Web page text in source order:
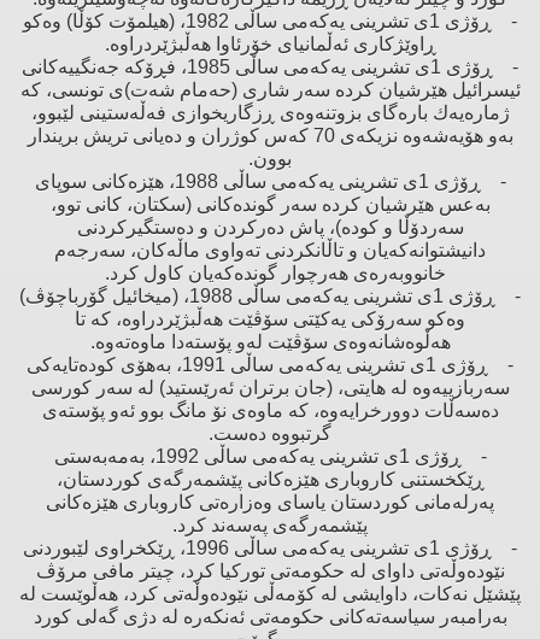
- ڕۆژی 1ی تشرینی یەكەمی ساڵی 1982، (هیلمۆت كۆڵا) وەكو
ڕاوێژكاری ئەڵمانیای خۆرئاوا هەڵبژێردراوە.
- ڕۆژی 1ی تشرینی یەكەمی ساڵی 1985، فڕۆكە جەنگییەكانی
ئیسرائیل هێرشیان كردە سەر شاری (حەمام شەت)ی تونسی، كە
ژمارەیەك بارەگای بزوتنەوەی ڕزگاریخوازی فەڵەستینی لێبوو،
بەو هۆیەشەوە نزیكەی 70 كەس كوژران ‌و دەیانی تریش بریندار
بوون.
- ڕۆژی 1ی تشرینی یەكەمی ساڵی 1988، هێزەكانی سوپای
بەعس هێرشیان كردە سەر گوندەكانی (سكتان، كانی توو،
سەردۆڵا ‌و كودە)، پاش دەركردن ‌و دەستگیركردنی
دانیشتوانەكەیان ‌و تاڵانكردنی تەواوی ماڵەكان، سەرجەم
خانووبەرەی هەرچوار گوندەكەیان كاول كرد.
- ڕۆژی 1ی تشرینی یەكەمی ساڵی 1988، (میخائیل گۆرباچۆڤ)
وەكو سەرۆكی یەكێتی سۆڤێت هەڵبژێردراوە، كە تا
هەڵوەشانەوەی سۆڤێت لەو پۆستەدا ماوەتەوە.
- ڕۆژی 1ی تشرینی یەكەمی ساڵی 1991، بەهۆی كودەتایەكی
سەربازییەوە لە هایتی، (جان برتران ئەرێستید) لە سەر كورسی
دەسەڵات دوورخرایەوە، كە ماوەی نۆ مانگ بوو ئەو پۆستەی
گرتبووە دەست.
- ڕۆژی 1ی تشرینی یەكەمی ساڵی 1992، بەمەبەستی
ڕێكخستنی كاروباری هێزەكانی پێشمەرگەی كوردستان،
پەرلەمانی كوردستان یاسای وەزارەتی كاروباری هێزەكانی
پێشمەرگەی پەسەند كرد.
- ڕۆژی 1ی تشرینی یەكەمی ساڵی 1996، ڕێكخراوی لێبوردنی
نێودەوڵەتی داوای لە حكومەتی توركیا كرد، چیتر مافی مرۆڤ
پێشێل نەكات، داوایشی لە كۆمەڵی نێودەوڵەتی كرد، هەڵوێست لە
بەرامبەر سیاسەتەكانی حكومەتی ئەنكەرە لە دژی گەلی كورد